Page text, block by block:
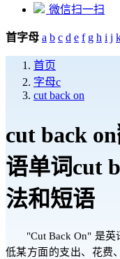
微信扫一扫
首字母 a b c d e f g h i j
首页
字母c
cut back on
cut back
语单词cut
法和短语
"Cut Back On" 是
低某方面的支出、花费